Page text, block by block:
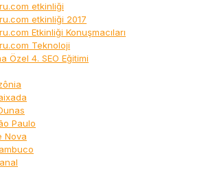
etkinliği
etkinliği 2017
Etkinliği Konuşmacıları
Teknoloji
Özel 4. SEO Eğitimi
Paulo
Nova